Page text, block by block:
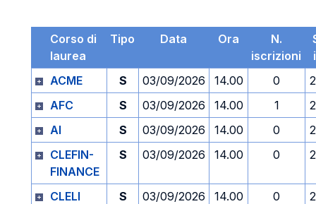
Corso di
laurea
Tipo Data Ora
N.
iscrizioni
ACME
S 03/09/2026 14.00 0
AFC
S 03/09/2026 14.00 1
AI
S 03/09/2026 14.00 0
CLEFIN-
FINANCE
S 03/09/2026 14.00 0
CLELI S 03/09/2026 14.00 0